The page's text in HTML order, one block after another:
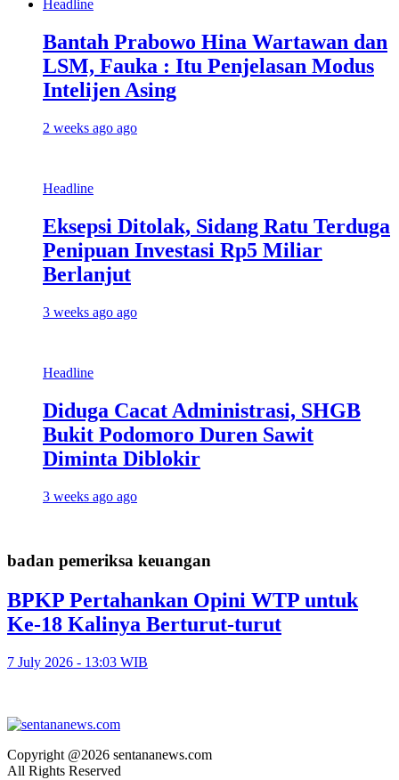
Headline
Bantah Prabowo Hina Wartawan dan
LSM, Fauka : Itu Penjelasan Modus
Intelijen Asing
2 weeks ago ago
Headline
Eksepsi Ditolak, Sidang Ratu Terduga
Penipuan Investasi Rp5 Miliar
Berlanjut
3 weeks ago ago
Headline
Diduga Cacat Administrasi, SHGB
Bukit Podomoro Duren Sawit
Diminta Diblokir
3 weeks ago ago
badan pemeriksa keuangan
BPKP Pertahankan Opini WTP untuk
Ke-18 Kalinya Berturut-turut
7 July 2026 - 13:03 WIB
Copyright @2026 sentananews.com
All Rights Reserved